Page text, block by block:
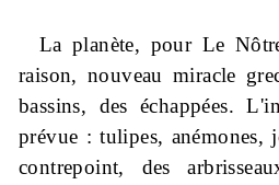
La planète, pour Le
raison, nouveau miracle
bassins, des échappées.
prévue : tulipes, anémones,
contrepoint, des